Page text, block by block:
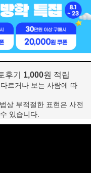
후기 1,000원 적립
르거나 보는 사람에 따
상 부적절한 표현은 사전
있습니다.